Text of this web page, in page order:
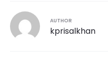
AUTHOR
kprisalkhan